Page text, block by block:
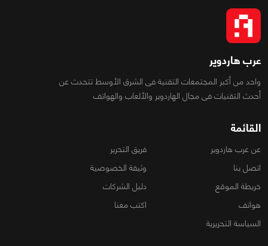
عرب هاردوير
واحد من أكبر المجتمعات التقنية فى الشرق الأوسط تتحدث عن
أحدث التقنيات فى مجال الهاردوير والألعاب والهواتف
القائمة
عن عرب هاردوير
فريق التحرير
اتصل بنا
وثيقة الخصوصية
خريطة الموقع
دليل الشركات
هواتف
اكتب معنا
السياسة التحريرية